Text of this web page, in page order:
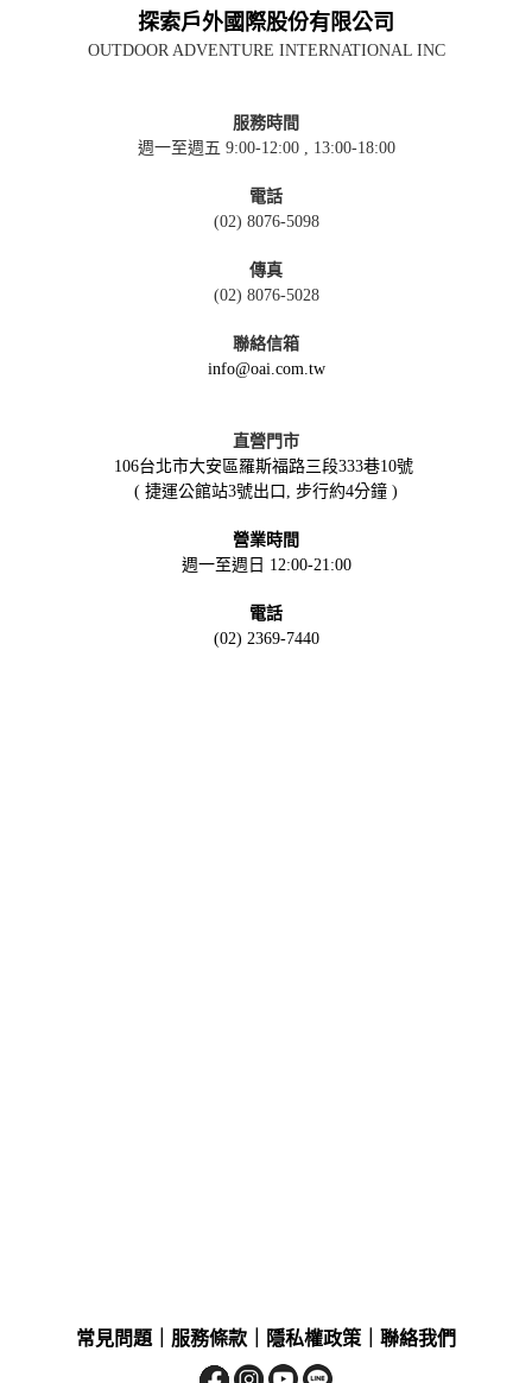
探索戶外國際股份有限公司
OUTDOOR ADVENTURE INTERNATIONAL INC
服務時間
週一至週五 9:00-12:00 , 13:00-18:00
電話
(02) 8076-5098
傳真
(02) 8076-5028
聯絡信箱
info@oai.com.tw
直營門市
106台北市大安區羅斯福路三段333巷10號
( 捷運公館站3號出口, 步行約4分鐘 )
營業時間
週一至週日 12:00-21:00
電話
(02) 2369-7440
常見問題 服務條款 隱私權政策 聯絡我們